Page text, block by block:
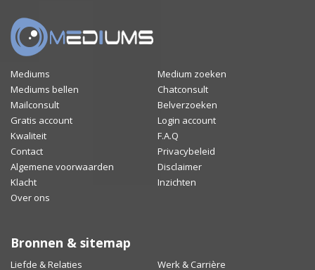
Mediums
Medium zoeken
Mediums bellen
Chatconsult
Mailconsult
Belverzoeken
Gratis account
Login account
Kwaliteit
F.A.Q
Contact
Privacybeleid
Algemene voorwaarden
Disclaimer
Klacht
Inzichten
Over ons
Bronnen & sitemap
Liefde & Relaties Werk & Carrière